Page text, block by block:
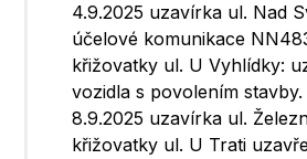
4.9.2025 uzavírka ul. Nad
účelové komunikace
křižovatky ul. U Vyhlídky:
vozidla s povolením stavby.
8.9.2025 uzavírka ul.
křižovatky ul. U Trati